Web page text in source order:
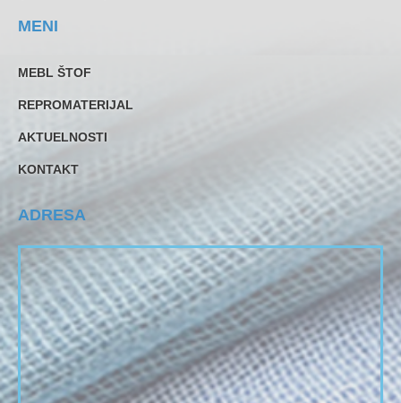
MENI
MEBL ŠTOF
REPROMATERIJAL
AKTUELNOSTI
KONTAKT
ADRESA